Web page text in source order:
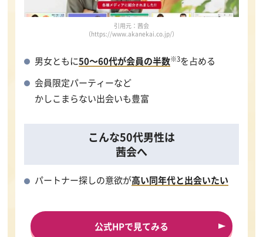
引用元：茜会
（https://www.akanekai.co.jp/）
男女ともに50～60代が会員の半数※3を占める
会員限定パーティーなど
かしこまらない出会いも豊富
こんな50代男性は
茜会へ
パートナー探しの意欲が高い同年代と出会いたい
公式HPで見てみる